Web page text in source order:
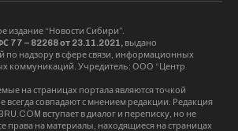
издание “Новости Сибири”.
77 – 82268 от 23.11.2021, выдано
по надзору в сфере связи, информационных
коммуникаций. Учредитель: ООО “Центр
на страницах портала являются точкой
всегда совпадают с мнением редакции. Редакция
вступает в диалог и переписку, но не
права на материалы, находящиеся на страницах